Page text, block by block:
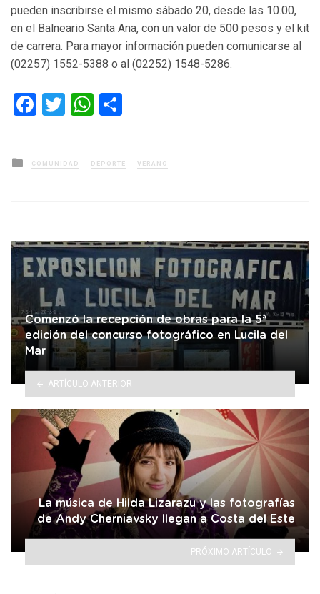
pueden inscribirse el mismo sábado 20, desde las 10.00,
en el Balneario Santa Ana, con un valor de 500 pesos y el kit
de carrera. Para mayor información pueden comunicarse al
(02257) 1552-5388 o al (02252) 1548-5286.
Facebook
TwitterWhatsApp
Posted
in
COMUNIDAD DEPORTE VERANO
Comenzó la recepción de obras para la 5ª
edición del concurso fotográfico en Lucila del
Mar
ARTÍCULO ANTERIOR
La música de Hilda Lizarazu y las fotografías
de Andy Cherniavsky llegan a Costa del Este
PRÓXIMO ARTÍCULO